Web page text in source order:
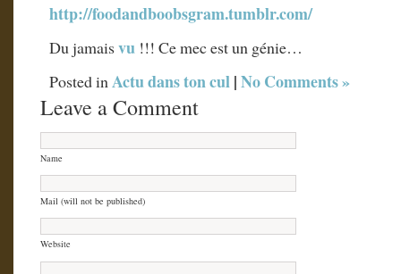
http://foodandboobsgram.tumblr.com/
Du jamaisvu !!! Ce mec est un génie…
Posted inActu dans ton cul|No Comments »
Leave a Comment
Name
Mail (will not be published)
Website